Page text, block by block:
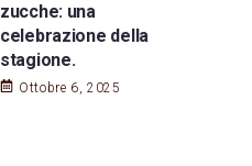
zucche: una
celebrazione della
stagione.
Ottobre 6, 2025